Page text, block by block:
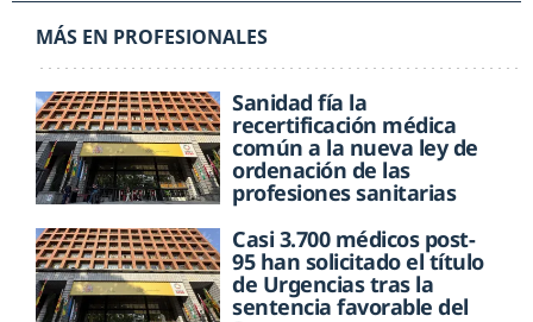
MÁS EN PROFESIONALES
Sanidad fía la
recertificación médica
común a la nueva ley de
ordenación de las
profesiones sanitarias
Casi 3.700 médicos post-
95 han solicitado el título
de Urgencias tras la
sentencia favorable del